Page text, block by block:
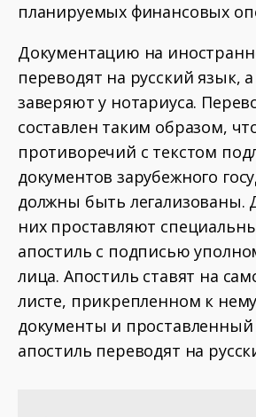
планируемых финансовых
Документацию на
переводят на русский язык,
заверяют у нотариуса.
составлен таким образом,
противоречий с текстом
документов зарубежного
должны быть легализованы.
них проставляют
апостиль с подписью
лица. Апостиль ставят на
листе, прикрепленном к
документы и проставленный
апостиль переводят на